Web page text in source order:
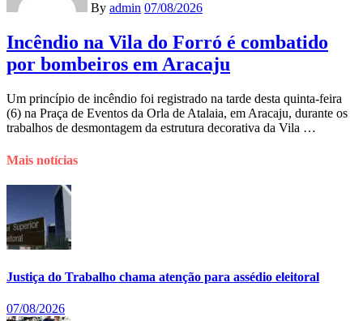
By admin 07/08/2026
Incêndio na Vila do Forró é combatido
por bombeiros em Aracaju
Um princípio de incêndio foi registrado na tarde desta quinta-feira
(6) na Praça de Eventos da Orla de Atalaia, em Aracaju, durante os
trabalhos de desmontagem da estrutura decorativa da Vila …
Mais notícias
Justiça do Trabalho chama atenção para assédio eleitoral
07/08/2026